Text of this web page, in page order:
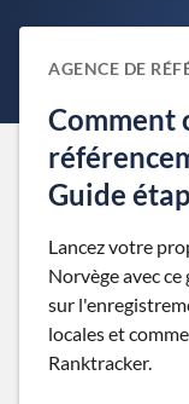
AGENCE DE
Comment
Guide
Lancez votre
Norvège avec
sur
locales et
Ranktracker.